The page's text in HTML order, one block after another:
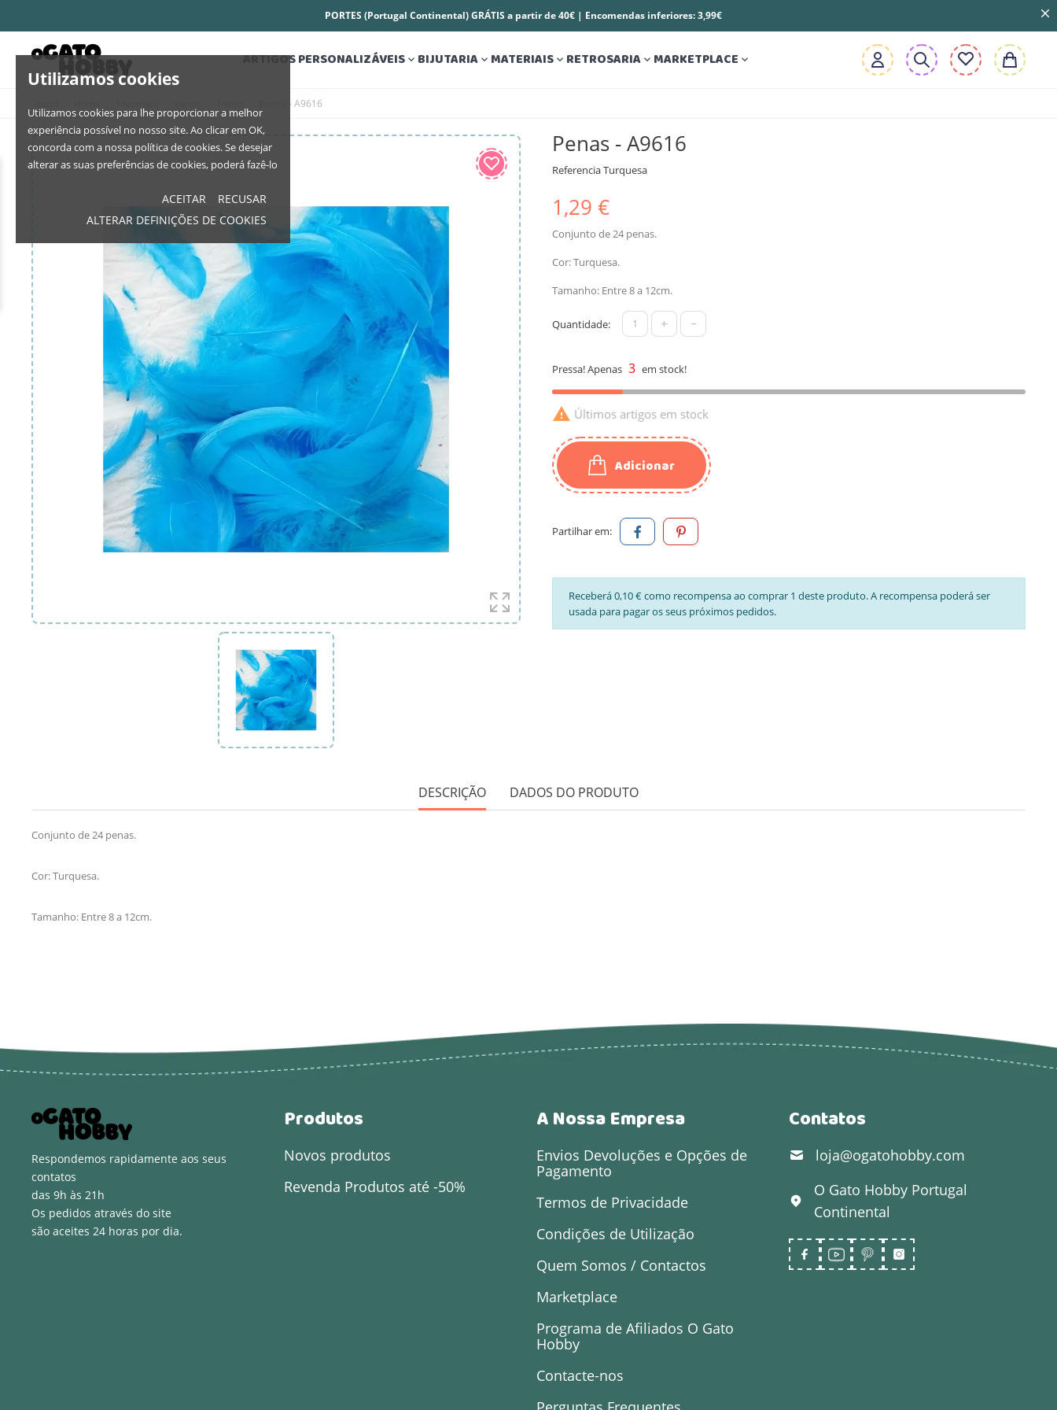
Utilizamos cookies
Utilizamos cookies para lhe proporcionar a melhor
experiência possível no nosso site. Ao clicar em OK,
concorda com a nossa política de cookies. Se desejar
alterar as suas preferências de cookies, poderá fazê-lo
ACEITAR
RECUSAR
ALTERAR DEFINIÇÕES DE COOKIES
PORTES (Portugal Continental) GRÁTIS a partir de 40€ | Encomendas inferiores: 3,99€
ARTIGOS PERSONALIZÁVEIS BIJUTARIA MATERIAIS RETROSARIA MARKETPLACE 
Penas - A9616
Penas - A9616
ReferenciaTurquesa
1,29 €
Conjunto de 24 penas.
Cor: Turquesa.
Tamanho: Entre 8 a 12cm.
Quantidade: + -
Pressa! Apenas 3 em stock!
 Últimos artigos em stock
Adicionar
Partilhar em:
Receberá 0,10 € como recompensa ao comprar 1 deste produto. A recompensa poderá ser
usada para pagar os seus próximos pedidos.
DESCRIÇÃO DADOS DO PRODUTO
Conjunto de 24 penas.
Cor: Turquesa.
Tamanho: Entre 8 a 12cm.
Respondemos rapidamente aos seus
contatos
das 9h às 21h
Os pedidos através do site
são aceites 24 horas por dia.
Produtos
Novos produtos
Revenda Produtos até -50%
A Nossa Empresa
Envios Devoluções e Opções de
Pagamento
Termos de Privacidade
Condições de Utilização
Quem Somos / Contactos
Marketplace
Programa de Afiliados O Gato
Hobby
Contacte-nos
Contatos
loja@ogatohobby.com
O Gato Hobby Portugal
Continental